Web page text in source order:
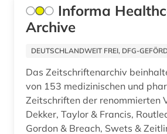
medizintechnik (1)
menschen (1)
Informa
Archive
DEUTSCHLANDWEIT FREI, DFG-
Das Zeitschriftenarchiv
von 153 medizinischen und
Zeitschriften der renommierten
Dekker, Taylor & Francis,
Gordon & Breach, Swets &